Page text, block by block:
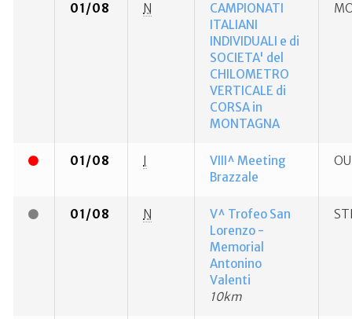
01/08 N
CAMPIONATI
ITALIANI
INDIVIDUALI e di
SOCIETA' del
CHILOMETRO
VERTICALE di
CORSA in
MONTAGNA
01/08 I
VIII^ Meeting
Brazzale
01/08 N
V^ Trofeo San
Lorenzo -
Memorial
Antonino
Valenti
10km